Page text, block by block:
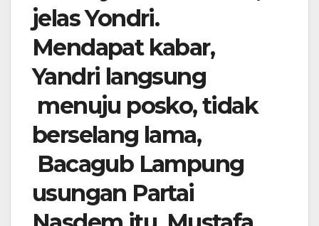
jelas Yondri.
Mendapat kabar,
Yandri langsung
menuju posko, tidak
berselang lama,
Bacagub Lampung
usungan Partai